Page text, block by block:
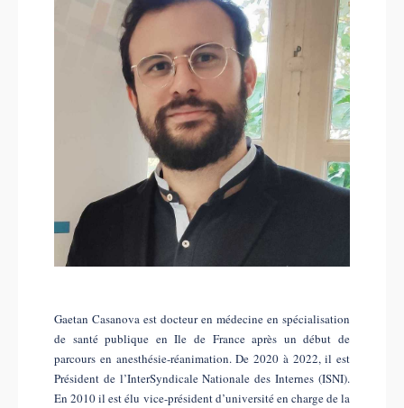
Gaetan Casanova est docteur en médecine en spécialisation
de santé publique en Ile de France après un début de
parcours en anesthésie-réanimation. De 2020 à 2022, il est
Président de l’InterSyndicale Nationale des Internes (ISNI).
En 2010 il est élu vice-président d’université en charge de la